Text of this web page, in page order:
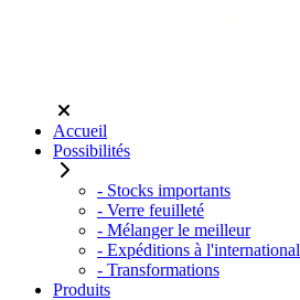
Accueil
Possibilités
- Stocks importants
- Verre feuilleté
- Mélanger le meilleur
- Expéditions à l'international
- Transformations
Produits